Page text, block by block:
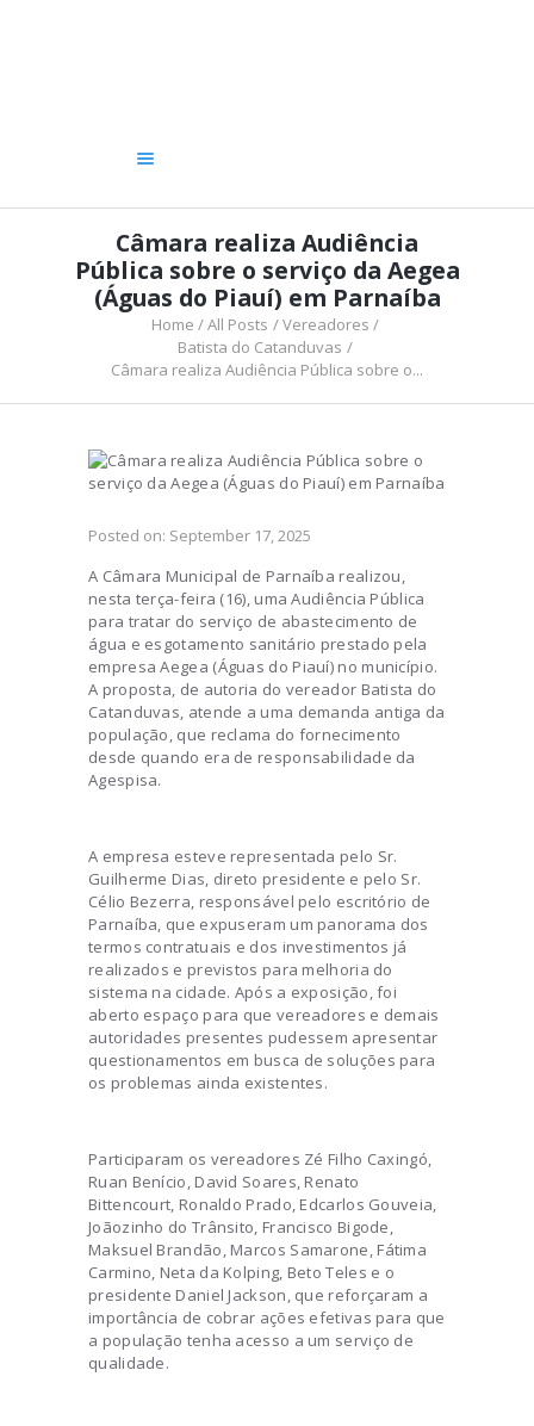
Câmara realiza Audiência
Pública sobre o serviço da Aegea
(Águas do Piauí) em Parnaíba
Home All Posts
Vereadores
Batista do Catanduvas
Câmara realiza Audiência Pública sobre o...
OUVIDORIA
Posted on: September 17, 2025
A Câmara Municipal de Parnaíba realizou,
nesta terça-feira (16), uma Audiência Pública
para tratar do serviço de abastecimento de
água e esgotamento sanitário prestado pela
empresa Aegea (Águas do Piauí) no município.
A proposta, de autoria do vereador Batista do
Catanduvas, atende a uma demanda antiga da
população, que reclama do fornecimento
desde quando era de responsabilidade da
Agespisa.
A empresa esteve representada pelo Sr.
Guilherme Dias, direto presidente e pelo Sr.
Célio Bezerra, responsável pelo escritório de
Parnaíba, que expuseram um panorama dos
termos contratuais e dos investimentos já
realizados e previstos para melhoria do
sistema na cidade. Após a exposição, foi
aberto espaço para que vereadores e demais
autoridades presentes pudessem apresentar
questionamentos em busca de soluções para
os problemas ainda existentes.
Participaram os vereadores Zé Filho Caxingó,
Ruan Benício, David Soares, Renato
Bittencourt, Ronaldo Prado, Edcarlos Gouveia,
Joãozinho do Trânsito, Francisco Bigode,
Maksuel Brandão, Marcos Samarone, Fátima
Carmino, Neta da Kolping, Beto Teles e o
presidente Daniel Jackson, que reforçaram a
importância de cobrar ações efetivas para que
a população tenha acesso a um serviço de
qualidade.